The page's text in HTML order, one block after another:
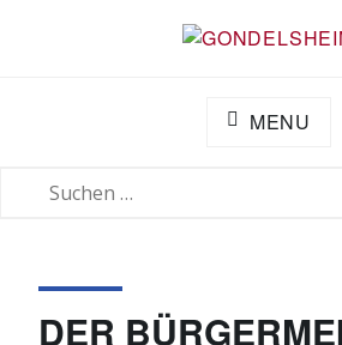
MENU
DER